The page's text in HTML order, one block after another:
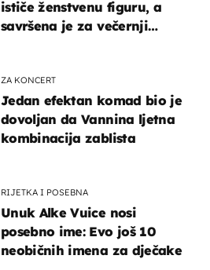
ističe ženstvenu figuru, a
savršena je za večernji
ZA KONCERT
Jedan efektan komad bio je
dovoljan da Vannina ljetna
kombinacija zablista
RIJETKA I POSEBNA
Unuk Alke Vuice nosi
posebno ime: Evo još 10
neobičnih imena za dječake